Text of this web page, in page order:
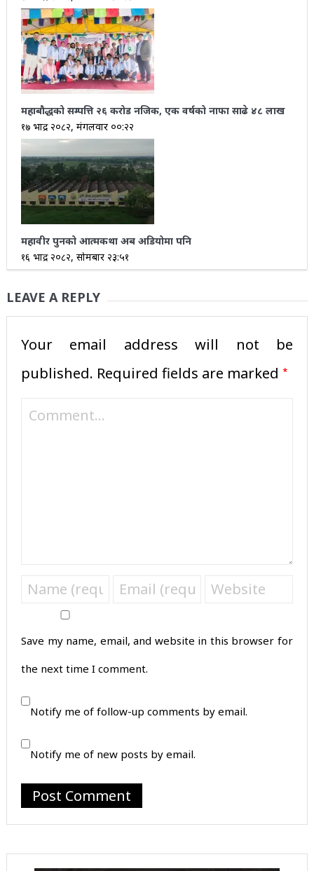
महाबौद्धको सम्पत्ति २६ करोड नजिक, एक वर्षको नाफा साढे ४८ लाख
१७ भाद्र २०८२, मंगलवार ००:२२
महावीर पुनको आत्मकथा अब अडियोमा पनि
१६ भाद्र २०८२, सोमबार २३:५१
LEAVE A REPLY
Your email address will not be
published. Required fields are marked *
Save my name, email, and website in this browser for
the next time I comment.
Notify me of follow-up comments by email.
Notify me of new posts by email.